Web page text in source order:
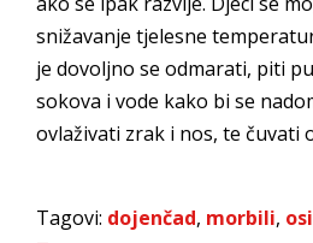
snižavanje tjelesne
je dovoljno se odmarati, piti
sokova i vode kako bi se
ovlaživati zrak i nos, te čuvati
Tagovi: dojenčad, morbili,